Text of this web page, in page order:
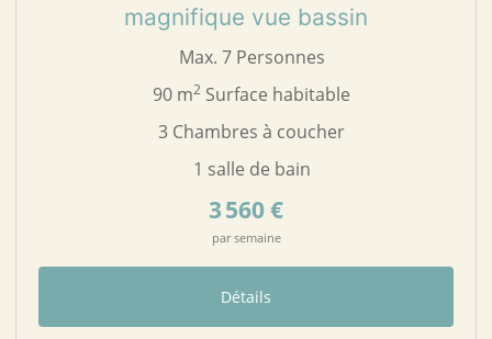
magnifique vue bassin
Max. 7 Personnes
90 m2 Surface habitable
3 Chambres à coucher
1 salle de bain
3 560 €
par semaine
Détails